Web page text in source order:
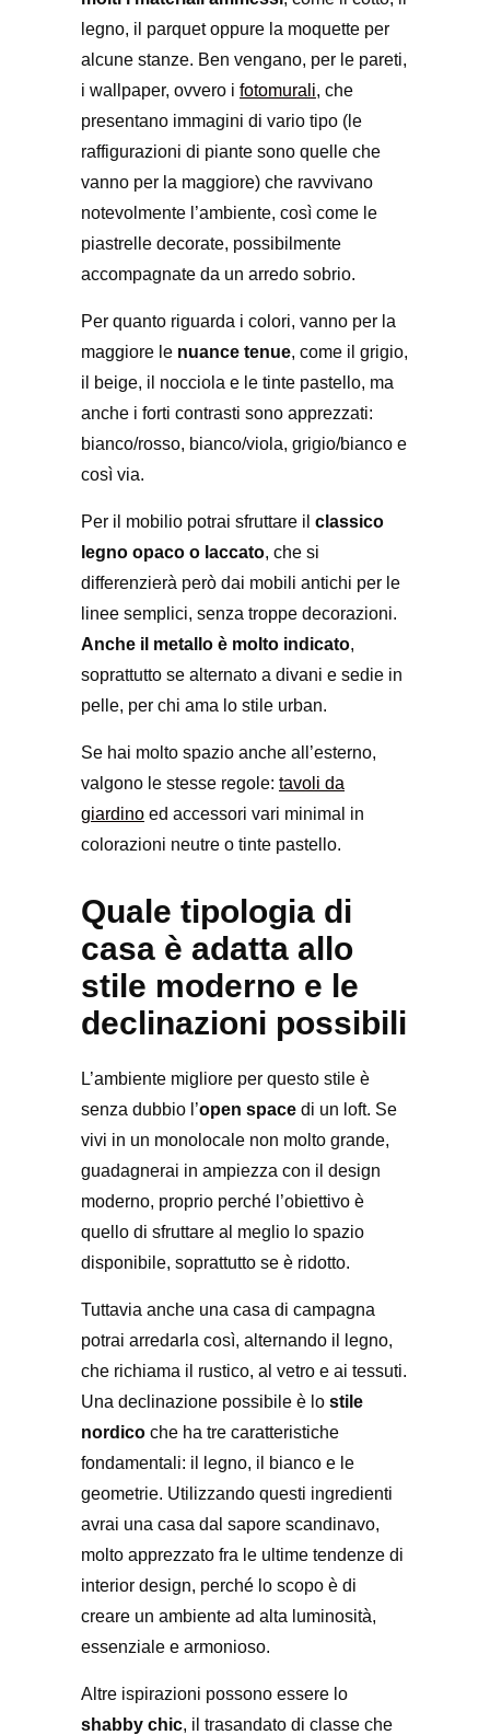
legno, il parquet oppure la moquette per
alcune stanze. Ben vengano, per le pareti,
i wallpaper, ovvero i fotomurali, che
presentano immagini di vario tipo (le
raffigurazioni di piante sono quelle che
vanno per la maggiore) che ravvivano
notevolmente l’ambiente, così come le
piastrelle decorate, possibilmente
accompagnate da un arredo sobrio.
Per quanto riguarda i colori, vanno per la
maggiore le nuance tenue, come il grigio,
il beige, il nocciola e le tinte pastello, ma
anche i forti contrasti sono apprezzati:
bianco/rosso, bianco/viola, grigio/bianco e
così via.
Per il mobilio potrai sfruttare il classico
legno opaco o laccato, che si
differenzierà però dai mobili antichi per le
linee semplici, senza troppe decorazioni.
Anche il metallo è molto indicato,
soprattutto se alternato a divani e sedie in
pelle, per chi ama lo stile urban.
Se hai molto spazio anche all’esterno,
valgono le stesse regole: tavoli da
giardino ed accessori vari minimal in
colorazioni neutre o tinte pastello.
Quale tipologia di
casa è adatta allo
stile moderno e le
declinazioni possibili
L’ambiente migliore per questo stile è
senza dubbio l’open space di un loft. Se
vivi in un monolocale non molto grande,
guadagnerai in ampiezza con il design
moderno, proprio perché l’obiettivo è
quello di sfruttare al meglio lo spazio
disponibile, soprattutto se è ridotto.
Tuttavia anche una casa di campagna
potrai arredarla così, alternando il legno,
che richiama il rustico, al vetro e ai tessuti.
Una declinazione possibile è lo stile
nordico che ha tre caratteristiche
fondamentali: il legno, il bianco e le
geometrie. Utilizzando questi ingredienti
avrai una casa dal sapore scandinavo,
molto apprezzato fra le ultime tendenze di
interior design, perché lo scopo è di
creare un ambiente ad alta luminosità,
essenziale e armonioso.
Altre ispirazioni possono essere lo
shabby chic, il trasandato di classe che